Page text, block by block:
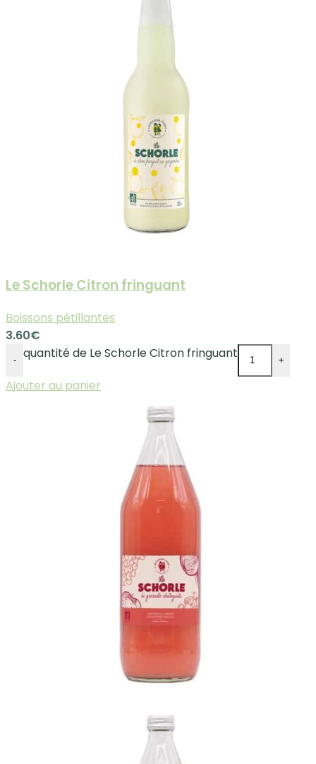
Le Schorle Citron fringuant
Boissons pétillantes
3.60€
- quantité de Le Schorle Citron fringuant +
Ajouter au panier